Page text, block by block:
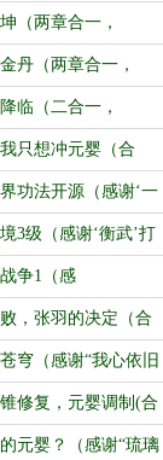
（两章合一，
丹（两章合一，
临（二合一，
只想冲元婴（合
功法开源（感谢‘一
）
3级（感谢‘衡武’打
争1（感
赏盟主）
，张羽的决定（合
穹（感谢“我心依旧
修复，元婴调制(合
元婴？（感谢“琉璃